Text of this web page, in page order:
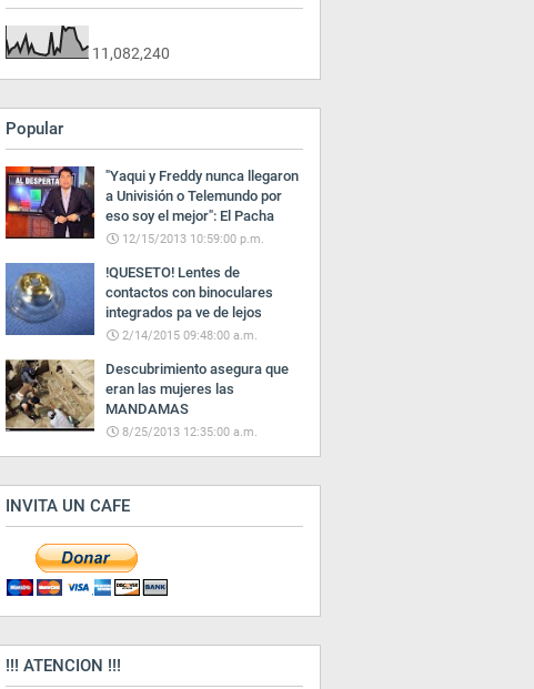
11,082,240
Popular
"Yaqui y Freddy nunca llegaron
a Univisión o Telemundo por
eso soy el mejor": El Pacha
12/15/2013 10:59:00 p.m.
!QUESETO! Lentes de
contactos con binoculares
integrados pa ve de lejos
2/14/2015 09:48:00 a.m.
Descubrimiento asegura que
eran las mujeres las
MANDAMAS
8/25/2013 12:35:00 a.m.
INVITA UN CAFE
!!! ATENCION !!!